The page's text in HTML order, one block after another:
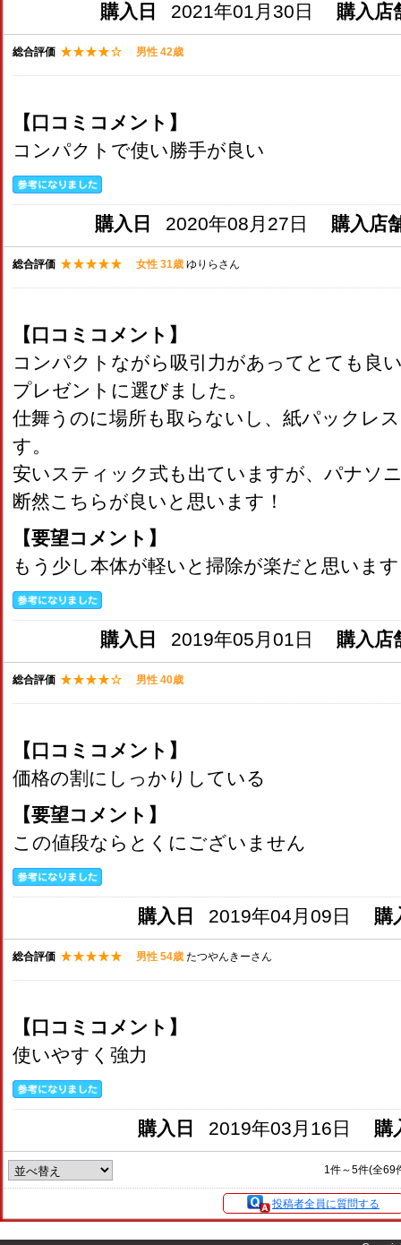
購入日 2021年01月30日 購入店
総合評価 男性 42歳
【口コミコメント】
コンパクトで使い勝手が良い
購入日 2020年08月27日 購入店
総合評価 女性 31歳 ゆりらさん
【口コミコメント】
コンパクトながら吸引力があってとても良
プレゼントに選びました。
仕舞うのに場所も取らないし、紙パックレ
す。
安いスティック式も出ていますが、パナソ
断然こちらが良いと思います！
【要望コメント】
もう少し本体が軽いと掃除が楽だと思いま
購入日 2019年05月01日 購入店
総合評価 男性 40歳
【口コミコメント】
価格の割にしっかりしている
【要望コメント】
この値段ならとくにございません
購入日 2019年04月09日 購
総合評価 男性 54歳 たつやんきーさん
【口コミコメント】
使いやすく強力
購入日 2019年03月16日 購
1件～5件(全
投稿者全員に質問する